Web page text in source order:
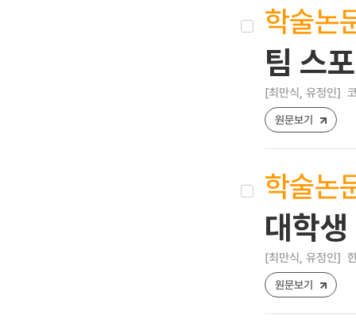
학술논
팀 스
[최만식, 유정인]
원문보기
학술논
대학
[최만식, 유정인]
원문보기